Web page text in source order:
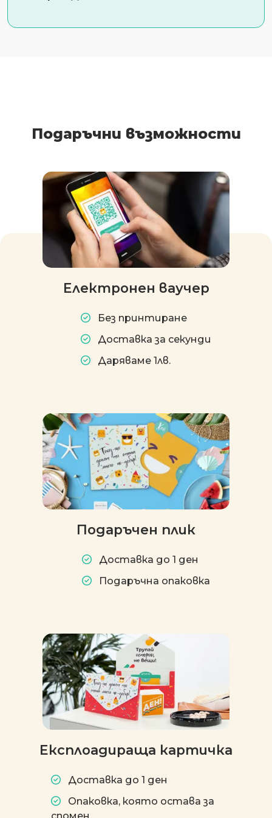
Подаръчни възможности
Електронен ваучер
Без принтиране
Доставка за секунди
Даряваме 1лв.
Подаръчен плик
Доставка до 1 ден
Подаръчна опаковка
Експлоадираща картичка
Доставка до 1 ден
Опаковка, която остава за